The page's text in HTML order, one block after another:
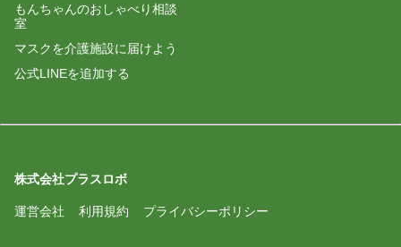
もんちゃんのおしゃべり相談
室
マスクを介護施設に届けよう
公式LINEを追加する
株式会社プラスロボ
運営会社 利用規約 プライバシーポリシー